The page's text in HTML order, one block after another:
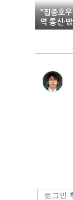
"집중호
역 통신·